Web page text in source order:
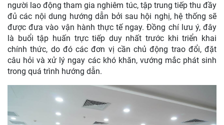
người lao động tham gia nghiêm túc, tập trung tiếp thu đầy
đủ các nội dung hướng dẫn bởi sau hội nghị, hệ thống sẽ
được đưa vào vận hành thực tế ngay. Đồng chí lưu ý, đây
là buổi tập huấn trực tiếp duy nhất trước khi triển khai
chính thức, do đó các đơn vị cần chủ động trao đổi, đặt
câu hỏi và xử lý ngay các khó khăn, vướng mắc phát sinh
trong quá trình hướng dẫn.